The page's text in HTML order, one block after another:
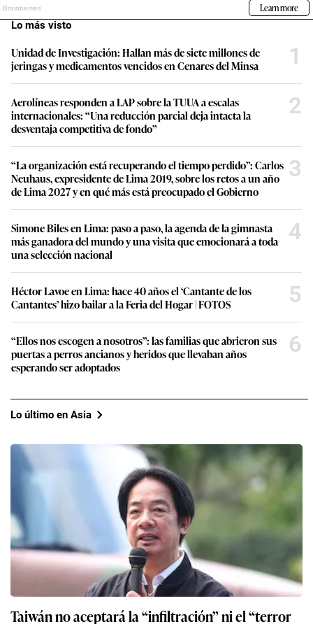
Lo más visto
Unidad de Investigación: Hallan más de siete millones de
jeringas y medicamentos vencidos en Cenares del Minsa
1
Aerolíneas responden a LAP sobre la TUUA a escalas
internacionales: “Una reducción parcial deja intacta la
desventaja competitiva de fondo”
2
“La organización está recuperando el tiempo perdido”: Carlos
Neuhaus, expresidente de Lima 2019, sobre los retos a un año
de Lima 2027 y en qué más está preocupado el Gobierno
3
Simone Biles en Lima: paso a paso, la agenda de la gimnasta
más ganadora del mundo y una visita que emocionará a toda
una selección nacional
4
Héctor Lavoe en Lima: hace 40 años el ‘Cantante de los
Cantantes’ hizo bailar a la Feria del Hogar | FOTOS
5
“Ellos nos escogen a nosotros”: las familias que abrieron sus
puertas a perros ancianos y heridos que llevaban años
esperando ser adoptados
6
Lo último en Asia
Taiwán no aceptará la “infiltración” ni el “terror